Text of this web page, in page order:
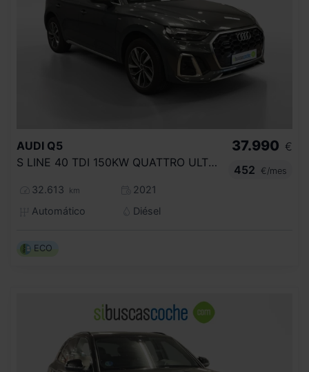
AUDI Q5
S LINE 40 TDI 150KW QUATTRO ULTRA
32.613 km
2021
Automático
Diésel
37.990 €
452
€/mes
ECO